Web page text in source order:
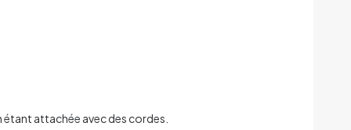
étant attachée avec des cordes.